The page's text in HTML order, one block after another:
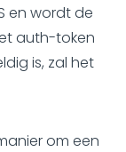
en wordt de
auth-token
is, zal het
om een